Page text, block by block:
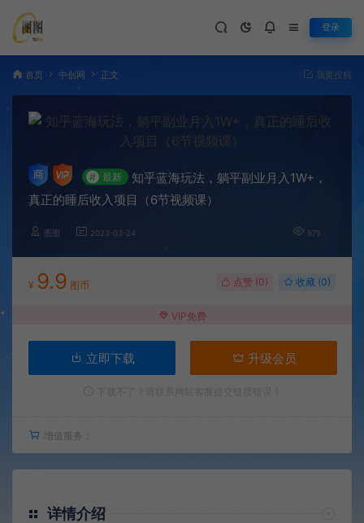
登录
首页 中创网 正文 我要投稿
# 最新
知乎蓝海玩法，躺平副业月入1W+，
真正的睡后收入项目（6节视频课）
图图 2023-03-24 975
¥ 9.9 图币 点赞 (0) 收藏 (0)
VIP免费
立即下载 升级会员
增值服务：
详情介绍